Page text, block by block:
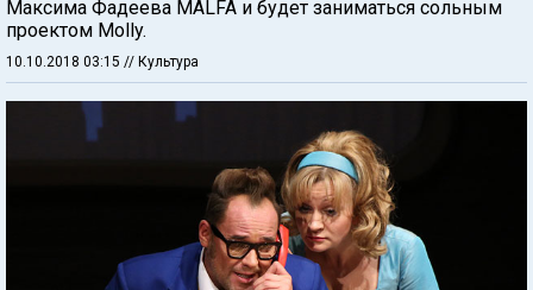
Максима Фадеева MALFA и будет заниматься сольным
проектом Molly.
10.10.2018 03:15 // Культура